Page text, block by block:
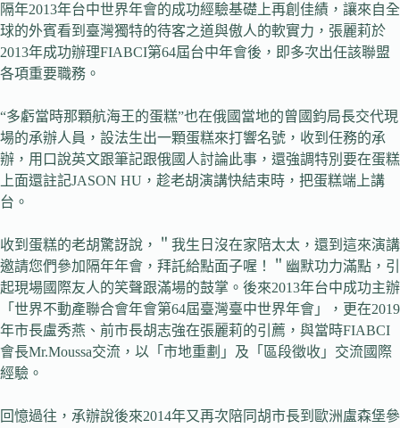
隔年2013年台中世界年會的成功經驗基礎上再創佳績，讓來自全
球的外賓看到臺灣獨特的待客之道與傲人的軟實力，張麗莉於
2013年成功辦理FIABCI第64屆台中年會後，即多次出任該聯盟
各項重要職務。
“多虧當時那顆航海王的蛋糕”也在俄國當地的曾國鈞局長交代現
場的承辦人員，設法生出一顆蛋糕來打響名號，收到任務的承
辦，用口說英文跟筆記跟俄國人討論此事，還強調特別要在蛋糕
上面還註記JASON HU，趁老胡演講快結束時，把蛋糕端上講
台。
收到蛋糕的老胡驚訝說，＂我生日沒在家陪太太，還到這來演講
邀請您們參加隔年年會，拜託給點面子喔！＂幽默功力滿點，引
起現場國際友人的笑聲跟滿場的鼓掌。後來2013年台中成功主辦
「世界不動產聯合會年會第64屆臺灣臺中世界年會」，更在2019
年市長盧秀燕、前市長胡志強在張麗莉的引薦，與當時FIABCI
會長Mr.Moussa交流，以「市地重劃」及「區段徵收」交流國際
經驗。
回憶過往，承辦說後來2014年又再次陪同胡市長到歐洲盧森堡參